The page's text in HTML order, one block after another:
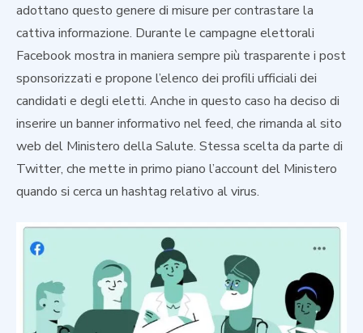
adottano questo genere di misure per contrastare la
cattiva informazione. Durante le campagne elettorali
Facebook mostra in maniera sempre più trasparente i post
sponsorizzati e propone l’elenco dei profili ufficiali dei
candidati e degli eletti. Anche in questo caso ha deciso di
inserire un banner informativo nel feed, che rimanda al sito
web del Ministero della Salute. Stessa scelta da parte di
Twitter, che mette in primo piano l’account del Ministero
quando si cerca un hashtag relativo al virus.